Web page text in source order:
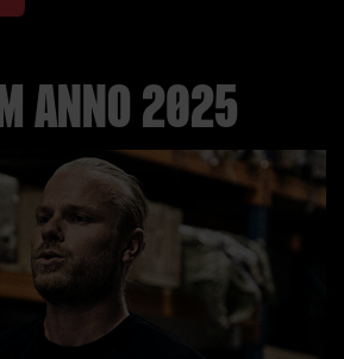
ANNO 2025